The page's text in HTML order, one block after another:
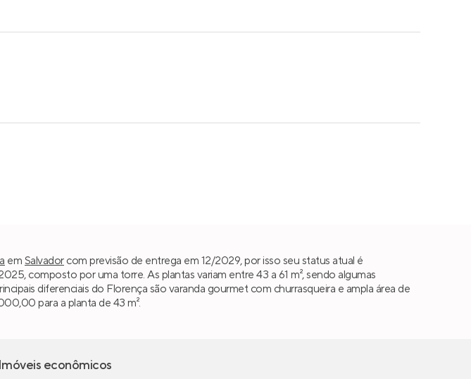
em Salvadorcom previsão de entrega em 12/2029, por isso seu status atual é
composto por uma torre. As plantas variam entre 43 a 61 m², sendo algumas
diferenciais do Florença são varanda gourmet com churrasqueira e ampla área de
para a planta de 43 m².
Imóveis econômicos